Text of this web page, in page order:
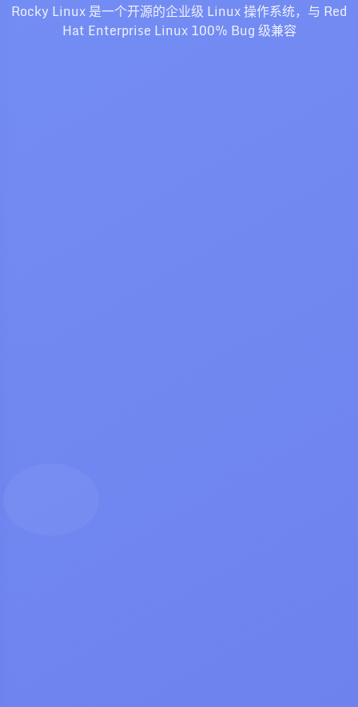
Rocky Linux 是一个开源的企业级 Linux 操作系统，与 Red
Hat Enterprise Linux 100% Bug 级兼容